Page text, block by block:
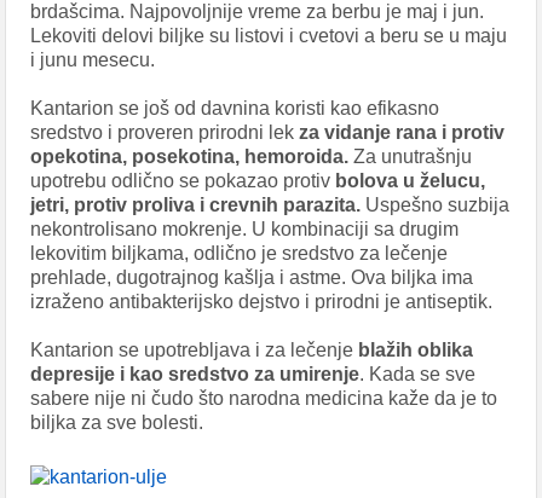
brdašcima. Najpovoljnije vreme za berbu je maj i jun.
Lekoviti delovi biljke su listovi i cvetovi a beru se u maju
i junu mesecu.
Kantarion se još od davnina koristi kao efikasno
sredstvo i proveren prirodni lekza vidanje rana i protiv
opekotina, posekotina, hemoroida. Za unutrašnju
upotrebu odlično se pokazao protiv bolova u želucu,
jetri, protiv proliva i crevnih parazita. Uspešno suzbija
nekontrolisano mokrenje. U kombinaciji sa drugim
lekovitim biljkama, odlično je sredstvo za lečenje
prehlade, dugotrajnog kašlja i astme. Ova biljka ima
izraženo antibakterijsko dejstvo i prirodni je antiseptik.
Kantarion se upotrebljava i za lečenje blažih oblika
depresije i kao sredstvo za umirenje. Kada se sve
sabere nije ni čudo što narodna medicina kaže da je to
biljka za sve bolesti.